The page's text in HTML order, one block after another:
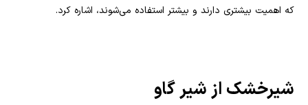
که اهمیت بیشتری دارند و بیشتر استفاده می‌شوند، اشاره کرد.
شیرخشک از شیر گاو